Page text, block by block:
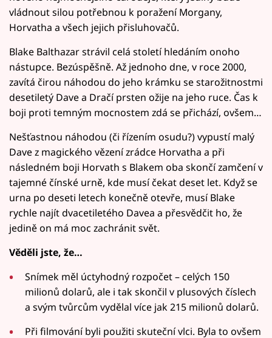
vládnout silou potřebnou k poražení Morgany,
Horvatha a všech jejich přisluhovačů.
Blake Balthazar strávil celá století hledáním onoho
nástupce. Bezúspěšně. Až jednoho dne, v roce 2000,
zavítá čirou náhodou do jeho krámku se starožitnostmi
desetiletý Dave a Dračí prsten ožije na jeho ruce. Čas k
boji proti temným mocnostem zdá se přichází, ovšem…
Nešťastnou náhodou (či řízením osudu?) vypustí malý
Dave z magického vězení zrádce Horvatha a při
následném boji Horvath s Blakem oba skončí zamčení v
tajemné čínské urně, kde musí čekat deset let. Když se
urna po deseti letech konečně otevře, musí Blake
rychle najít dvacetiletého Davea a přesvědčit ho, že
jedině on má moc zachránit svět.
Věděli jste, že…
Snímek měl úctyhodný rozpočet – celých 150
milionů dolarů, ale i tak skončil v plusových číslech
a svým tvůrcům vydělal více jak 215 milionů dolarů.
Při filmování byli použiti skuteční vlci. Byla to ovšem